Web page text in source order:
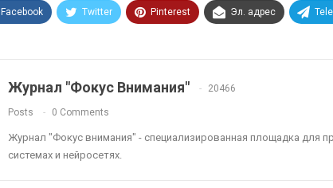
Facebook Twitter Pinterest Эл. адрес
Журнал "Фокус Внимания" 20466
Posts 0 Comments
Журнал "Фокус внимания" - специализированная площадка для
системах и нейросетях.